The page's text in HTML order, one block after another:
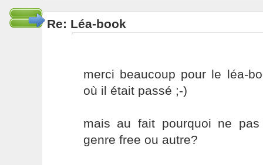
Re: Léa-book
merci beaucoup pour le léa-
où il était passé ;-)
mais au fait pourquoi ne
genre free ou autre?